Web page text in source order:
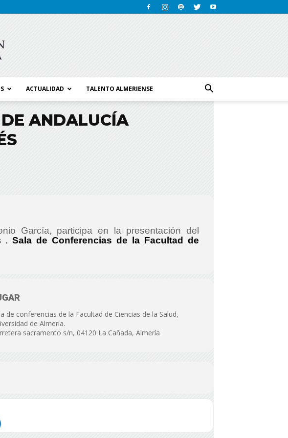
ACTUALIDAD TALENTO ALMERIENSE
ANDALUCÍA
García, participa en la presentación del
.Sala de Conferencias de la Facultad de
de conferencias de la Facultad de Ciencias de la Salud,
de Almería.
sacramento s/n, 04120 La Cañada, Almería